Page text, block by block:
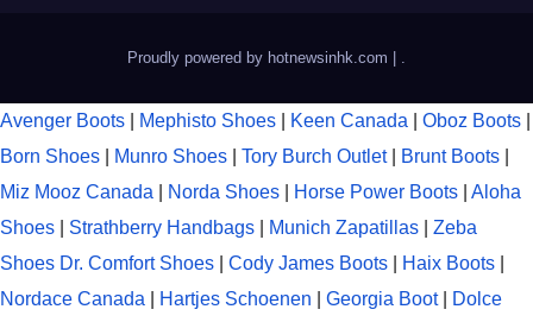
Proudly powered by hotnewsinhk.com .
Avenger Boots Mephisto Shoes Keen Canada Oboz Boots
Born Shoes
Munro Shoes Tory Burch Outlet Brunt Boots
Miz Mooz Canada
Norda Shoes Horse Power Boots
Aloha
Shoes
Strathberry Handbags Munich Zapatillas
Zeba
Shoes Dr. Comfort Shoes Cody James Boots Haix Boots
Nordace Canada
Hartjes Schoenen Georgia Boot|
Dolce